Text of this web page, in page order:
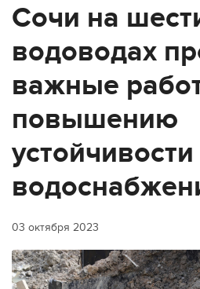
Сочи на
водоводах
важные
повышению
03 октября 2023